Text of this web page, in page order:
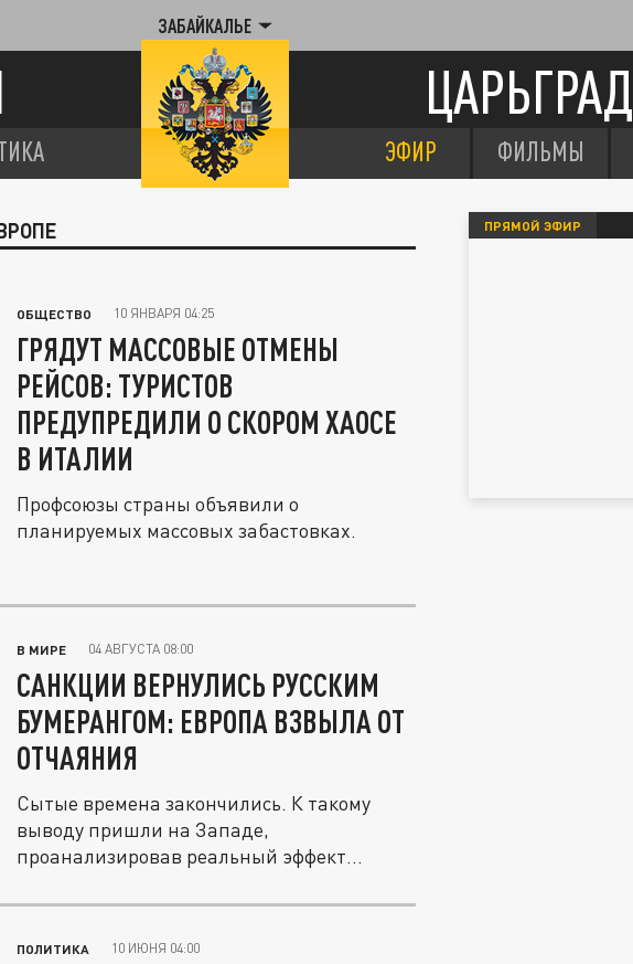
ЗАБАЙКАЛЬЕ
ЦАРЬГРАД
ЭФИР ФИЛЬМЫ
ОБЩЕСТВО 10 ЯНВАРЯ 04:25
ГРЯДУТ МАССОВЫЕ ОТМЕНЫ
РЕЙСОВ: ТУРИСТОВ
ПРЕДУПРEДИЛИ О СКОРОМ ХАОСЕ
В ИТАЛИИ
Профсоюзы страны объявили о
планируемых массовых забастовках.
В МИРЕ 04 АВГУСТА 08:00
САНКЦИИ ВЕРНУЛИСЬ РУССКИМ
БУМЕРАНГОМ: ЕВРОПА ВЗВЫЛА ОТ
ОТЧАЯНИЯ
Сытые времена закончились. К такому
выводу пришли на Западе,
проанализировав реальный эффект
ПОЛИТИКА 10 ИЮНЯ 04:00
ПРЯМОЙ ЭФИР